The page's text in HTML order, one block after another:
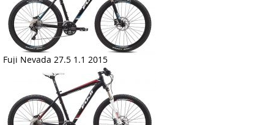
Fuji Nevada 27.5 1.1 2015